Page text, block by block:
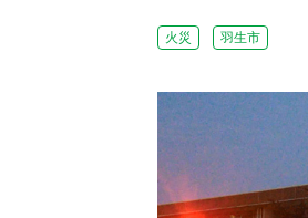
火災 羽生市